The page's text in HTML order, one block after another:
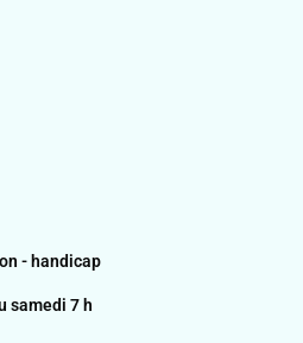
- handicap
samedi 7 h